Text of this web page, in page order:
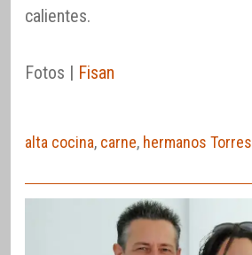
calientes.
Fotos | Fisan
alta cocina, carne, hermanos Torres